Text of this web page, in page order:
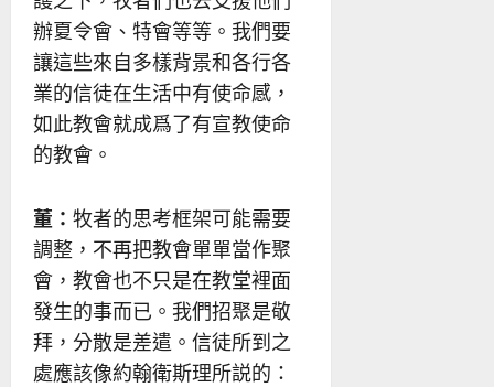
辦夏令會、特會等等。我們要
讓這些來自多樣背景和各行各
業的信徒在生活中有使命感，
如此教會就成爲了有宣教使命
的教會。
董： 牧者的思考框架可能需要
調整，不再把教會單單當作聚
會，教會也不只是在教堂裡面
發生的事而已。我們招聚是敬
拜，分散是差遣。信徒所到之
處應該像約翰衛斯理所説的：